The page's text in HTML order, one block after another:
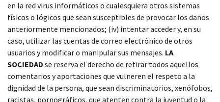
en la red virus informáticos o cualesquiera otros sistemas
físicos o lógicos que sean susceptibles de provocar los daños
anteriormente mencionados; (iv) intentar acceder y, en su
caso, utilizar las cuentas de correo electrónico de otros
usuarios y modificar o manipular sus mensajes. LA
SOCIEDAD se reserva el derecho de retirar todos aquellos
comentarios y aportaciones que vulneren el respeto a la
dignidad de la persona, que sean discriminatorios, xenófobos,
racistas, pornográficos, que atenten contra la juventud o la